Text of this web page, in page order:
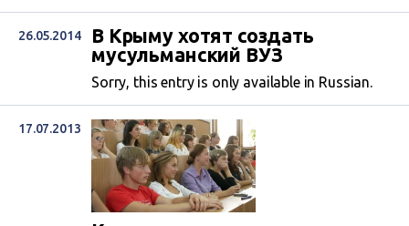
26.05.2014
В Крыму хотят создать
мусульманский ВУЗ
Sorry, this entry is only available in Russian.
17.07.2013